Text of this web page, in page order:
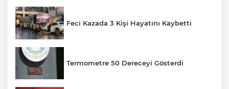
Feci Kazada 3 Kişi Hayatını Kaybetti
Termometre 50 Dereceyi Gösterdi